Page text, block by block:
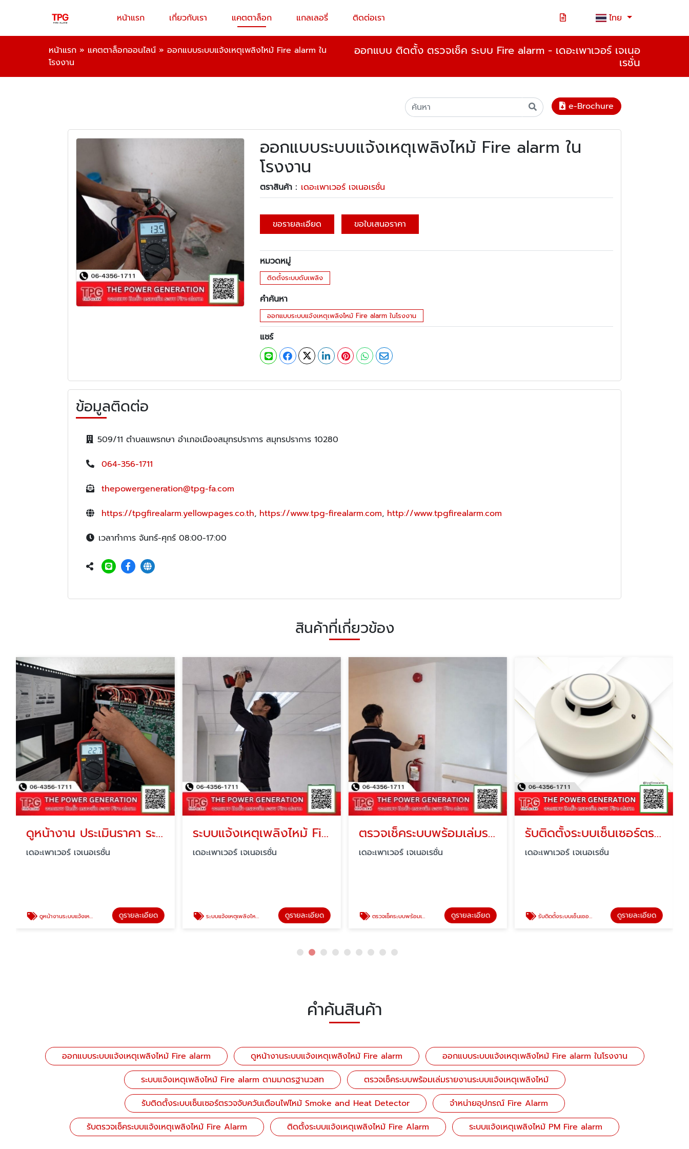
หน้าแรก เกี่ยวกับเรา แคตตาล็อก แกลเลอรี่ ติดต่อเรา ไทย
หน้าแรก » แคตตาล็อกออนไลน์ » ออกแบบระบบแจ้งเหตุเพลิงไหม้ Fire alarm ใน
โรงงาน
ออกแบบ ติดตั้ง ตรวจเช็ค ระบบ Fire alarm - เดอะเพาเวอร์ เจเนอ
เรชั่น
e-Brochure
ออกแบบระบบแจ้งเหตุเพลิงไหม้ Fire alarm ใน
โรงงาน
ตราสินค้า : เดอะเพาเวอร์ เจเนอเรชั่น
ขอรายละเอียด ขอใบเสนอราคา
หมวดหมู่
ติดตั้งระบบดับเพลิง
คำค้นหา
ออกแบบระบบแจ้งเหตุเพลิงไหม้ Fire alarm ในโรงงาน
แชร์
ข้อมูลติดต่อ
509/11 ตำบลแพรกษา อำเภอเมืองสมุทรปราการ สมุทรปราการ 10280
064-356-1711
thepowergeneration@tpg-fa.com
https://tpgfirealarm.yellowpages.co.th, https://www.tpg-firealarm.com, http://www.tpgfirealarm.com
เวลาทำการ จันทร์-ศุกร์ 08:00-17:00
สินค้าที่เกี่ยวข้อง
ดูหน้างาน ประเมินราคา ระบบแจ้งเหตุเพลิงไหม้ Fire alarm
เดอะเพาเวอร์ เจเนอเรชั่น
ดูหน้างานระบบแจ้งเหตุเพลิงไหม้ Fire alarm ดูรายละเอียด
ระบบแจ้งเหตุเพลิงไหม้ Fire alarm ตามมาตรฐานวสท
เดอะเพาเวอร์ เจเนอเรชั่น
ระบบแจ้งเหตุเพลิงไหม้ Fire alarm ตามมาตรฐานวสท ดูรายละเอียด
ตรวจเช็คระบบพร้อมเล่มรายงานระบบแจ้งเหตุเพลิงไหม้
เดอะเพาเวอร์ เจเนอเรชั่น
ตรวจเช็คระบบพร้อมเล่มรายงานระบบแจ้งเหตุเพลิงไหม้ ดูรายละเอียด
รับติดตั้งระบบเซ็นเซอร์ตรวจจับควันเตือนไฟไหม้ Smoke and Heat Detector
เดอะเพาเวอร์ เจเนอเรชั่น
รับติดตั้งระบบเซ็นเซอร์ตรวจจับควันเตือนไฟไหม้ Smoke and Heat Detector ดูรายละเอียด
คำค้นสินค้า
ออกแบบระบบแจ้งเหตุเพลิงไหม้ Fire alarm ดูหน้างานระบบแจ้งเหตุเพลิงไหม้ Fire alarm
ออกแบบระบบแจ้งเหตุเพลิงไหม้ Fire alarm ในโรงงาน
ระบบแจ้งเหตุเพลิงไหม้ Fire alarm ตามมาตรฐานวสท
ตรวจเช็คระบบพร้อมเล่มรายงานระบบแจ้งเหตุเพลิงไหม้
รับติดตั้งระบบเซ็นเซอร์ตรวจจับควันเตือนไฟไหม้ Smoke and Heat Detector
จำหน่ายอุปกรณ์ Fire Alarm
รับตรวจเช็คระบบแจ้งเหตุเพลิงไหม้ Fire Alarm
ติดตั้งระบบแจ้งเหตุเพลิงไหม้ Fire Alarm ระบบแจ้งเหตุเพลิงไหม้ PM Fire alarm